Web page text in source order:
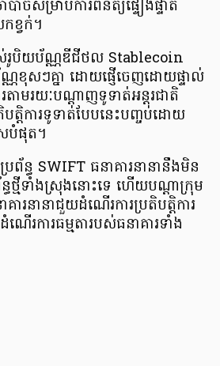
បាច់សម្រាប់ការពិនិត្យផ្ទៀងផ្ទាត់
ខ្វក់។
ាស់រូបិយប័ណ្ណឌីជីថល Stablecoin
ណខុសៗគ្នា ដោយផ្ញើចេញដោយផ្ទាល់
តាមរយៈបណ្ដាញទូទាត់អន្តរជាតិ
ត្តិការទូទាត់បែបនេះបញ្ចប់ដោយ
បំផុត។
ព័ន្ធ SWIFT ធនាគារនានានឹងមិន
ថ្មីទាំងស្រុងនោះទេ ហើយបណ្ដាក្រុម
ារនានាជួយដំណើរការប្រតិបត្តិការ
ើរការធម្មតារបស់ធនាគារទាំង